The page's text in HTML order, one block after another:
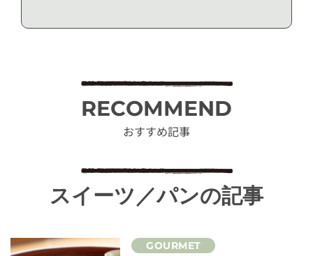
RECOMMEND
おすすめ記事
スイーツ／パンの記事